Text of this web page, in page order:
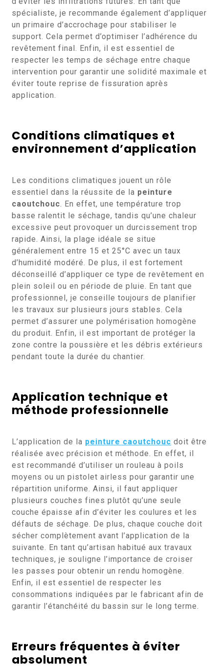
spécialiste, je recommande également d’appliquer
un primaire d’accrochage pour stabiliser le
support. Cela permet d’optimiser l’adhérence du
revêtement final. Enfin, il est essentiel de
respecter les temps de séchage entre chaque
intervention pour garantir une solidité maximale et
éviter toute reprise de fissuration après
application.
Conditions climatiques et
environnement d’application
Les conditions climatiques jouent un rôle
essentiel dans la réussite de la peinture
caoutchouc. En effet, une température trop
basse ralentit le séchage, tandis qu’une chaleur
excessive peut provoquer un durcissement trop
rapide. Ainsi, la plage idéale se situe
généralement entre 15 et 25°C avec un taux
d’humidité modéré. De plus, il est fortement
déconseillé d’appliquer ce type de revêtement en
plein soleil ou en période de pluie. En tant que
professionnel, je conseille toujours de planifier
les travaux sur plusieurs jours stables. Cela
permet d’assurer une polymérisation homogène
du produit. Enfin, il est important de protéger la
zone contre la poussière et les débris extérieurs
pendant toute la durée du chantier.
Application technique et
méthode professionnelle
L’application de la peinture caoutchouc doit être
réalisée avec précision et méthode. En effet, il
est recommandé d’utiliser un rouleau à poils
moyens ou un pistolet airless pour garantir une
répartition uniforme. Ainsi, il faut appliquer
plusieurs couches fines plutôt qu’une seule
couche épaisse afin d’éviter les coulures et les
défauts de séchage. De plus, chaque couche doit
sécher complètement avant l’application de la
suivante. En tant qu’artisan habitué aux travaux
techniques, je souligne l’importance de croiser
les passes pour obtenir un rendu homogène.
Enfin, il est essentiel de respecter les
consommations indiquées par le fabricant afin de
garantir l’étanchéité du bassin sur le long terme.
Erreurs fréquentes à éviter
absolument